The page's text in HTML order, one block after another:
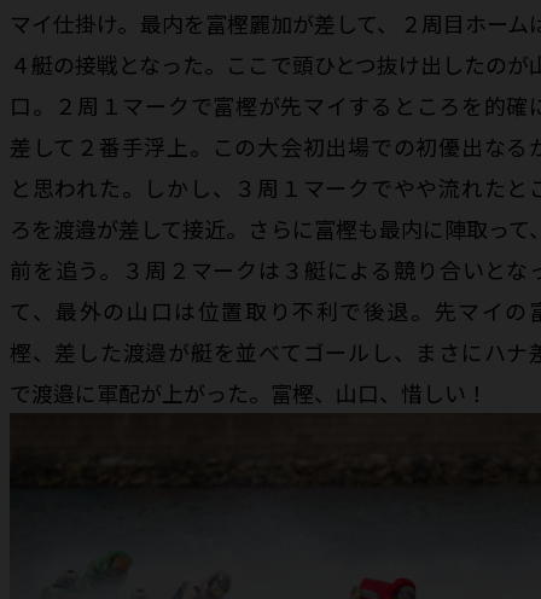
マイ仕掛け。最内を富樫麗加が差して、２周目ホーム
４艇の接戦となった。ここで頭ひとつ抜け出したのが
口。２周１マークで富樫が先マイするところを的確
差して２番手浮上。この大会初出場での初優出なる
と思われた。しかし、３周１マークでやや流れたと
ろを渡邉が差して接近。さらに富樫も最内に陣取って
前を追う。３周２マークは３艇による競り合いとな
て、最外の山口は位置取り不利で後退。先マイの
樫、差した渡邉が艇を並べてゴールし、まさにハナ
で渡邉に軍配が上がった。富樫、山口、惜しい！